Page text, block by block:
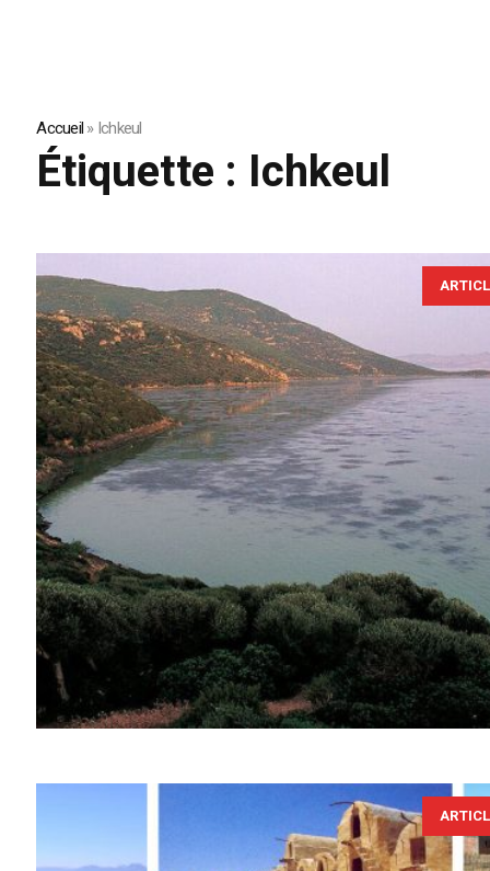
Accueil»Ichkeul
Étiquette : Ichkeul